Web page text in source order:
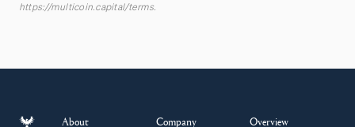
https://multicoin.capital/terms.
About Company Overview